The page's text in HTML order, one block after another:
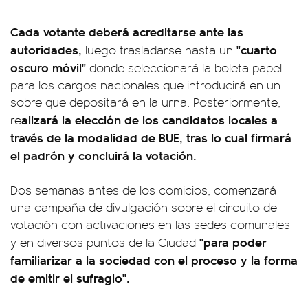
Cada votante deberá acreditarse ante las
autoridades, luego trasladarse hasta un "cuarto
oscuro móvil" donde seleccionará la boleta papel
para los cargos nacionales que introducirá en un
sobre que depositará en la urna. Posteriormente,
realizará la elección de los candidatos locales a
través de la modalidad de BUE, tras lo cual firmará
el padrón y concluirá la votación.
Dos semanas antes de los comicios, comenzará
una campaña de divulgación sobre el circuito de
votación con activaciones en las sedes comunales
y en diversos puntos de la Ciudad "para poder
familiarizar a la sociedad con el proceso y la forma
de emitir el sufragio".